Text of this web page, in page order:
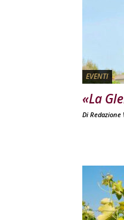
EVENTI
«La
Di Redazione